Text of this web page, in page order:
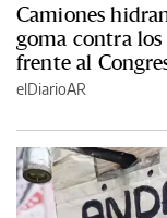
Camiones
goma contra
frente al
elDiarioAR